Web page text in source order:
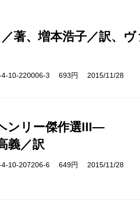
著、増本浩子／訳、
4-10-220006-3 693円 2015/11/28
ンリー傑作選III―
義／訳
4-10-207206-6 649円 2015/11/28